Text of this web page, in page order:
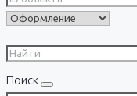
Поиск